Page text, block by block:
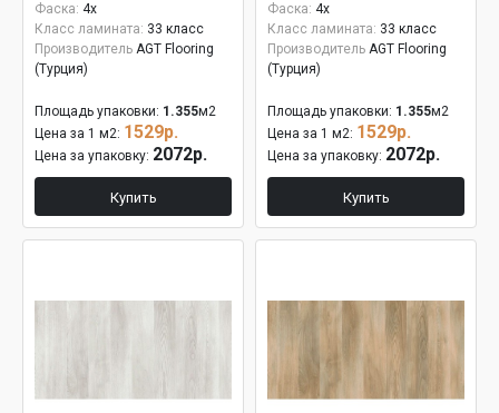
Фаска: 4x
Класс ламината: 33 класс
Производитель AGT Flooring
(Турция)
Площадь упаковки: 1.355м2
Цена за 1 м2: 1529р.
Цена за упаковку: 2072р.
Купить
Фаска: 4x
Класс ламината: 33 класс
Производитель AGT Flooring
(Турция)
Площадь упаковки: 1.355м2
Цена за 1 м2: 1529р.
Цена за упаковку: 2072р.
Купить